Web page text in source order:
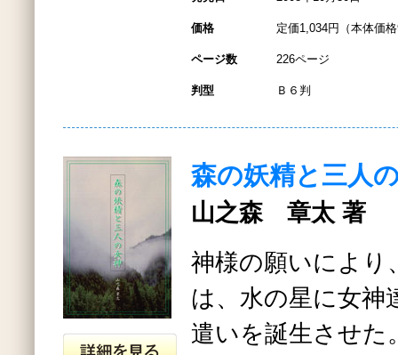
価格 定価1,034円（本体価
ページ数 226ページ
判型 Ｂ６判
森の妖精と三人
山之森 章太 著
神様の願いにより
は、水の星に女神
遣いを誕生させた